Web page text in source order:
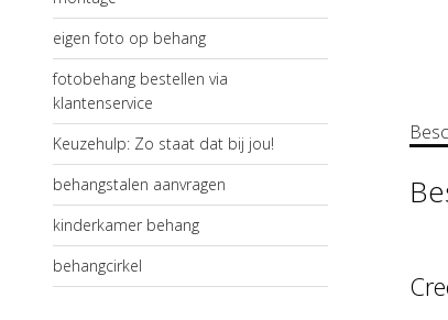
eigen foto op behang
fotobehang bestellen via
klantenservice
Keuzehulp: Zo staat dat bij jou!
behangstalen aanvragen
kinderkamer behang
behangcirkel